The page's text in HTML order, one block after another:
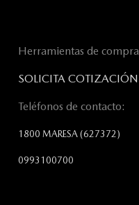
Herramientas de compra
SOLICITA COTIZACIÓN
Teléfonos de contacto:
1800 MARESA(627372)
0993100700